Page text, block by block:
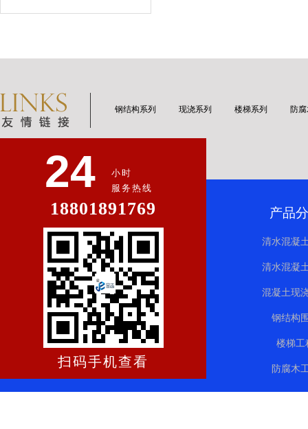
钢结构系列 现浇系列 楼梯系列 防
24
小时
服务热线
18801891769
扫码手机查看
产品
清水混凝
清水混凝
混凝土现
钢结构
楼梯工
防腐木